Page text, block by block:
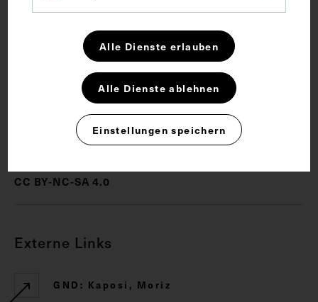
Dermatologie
CC BY-NC-SA 4.0
Externe Links
GND: Kaposi, Moriz
Alle Dienste erlauben
Alle Dienste ablehnen
Einstellungen speichern